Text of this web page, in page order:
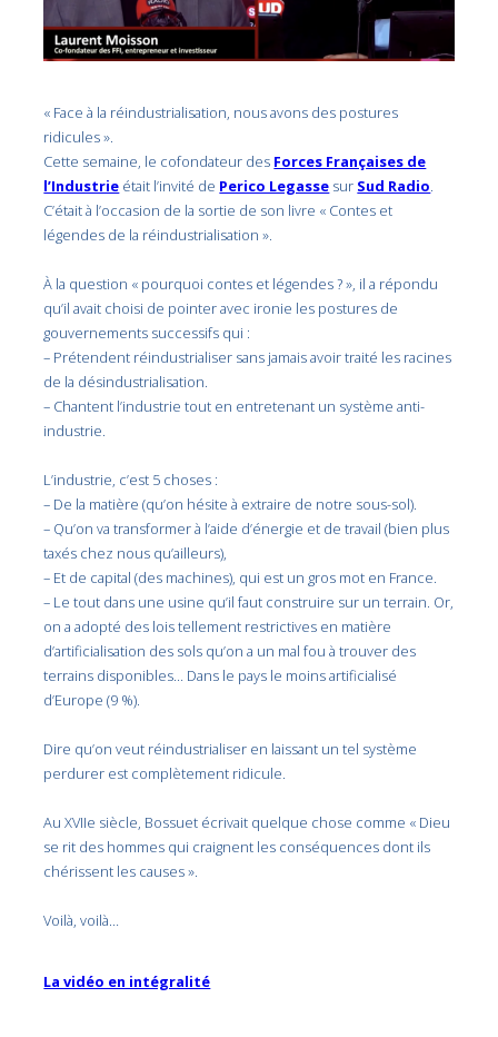
« Face à la réindustrialisation, nous avons des postures
ridicules ».
Cette semaine, le cofondateur des Forces Françaises de
l’Industrie était l’invité de Perico Legasse sur Sud Radio.
C’était à l’occasion de la sortie de son livre « Contes et
légendes de la réindustrialisation ».
À la question « pourquoi contes et légendes ? », il a répondu
qu’il avait choisi de pointer avec ironie les postures de
gouvernements successifs qui :
– Prétendent réindustrialiser sans jamais avoir traité les racines
de la désindustrialisation.
– Chantent l’industrie tout en entretenant un système anti-
industrie.
L’industrie, c’est 5 choses :
– De la matière (qu’on hésite à extraire de notre sous-sol).
– Qu’on va transformer à l’aide d’énergie et de travail (bien plus
taxés chez nous qu’ailleurs),
– Et de capital (des machines), qui est un gros mot en France.
– Le tout dans une usine qu’il faut construire sur un terrain. Or,
on a adopté des lois tellement restrictives en matière
d’artificialisation des sols qu’on a un mal fou à trouver des
terrains disponibles… Dans le pays le moins artificialisé
d’Europe (9 %).
Dire qu’on veut réindustrialiser en laissant un tel système
perdurer est complètement ridicule.
Au XVIIe siècle, Bossuet écrivait quelque chose comme « Dieu
se rit des hommes qui craignent les conséquences dont ils
chérissent les causes ».
Voilà, voilà…
La vidéo en intégralité